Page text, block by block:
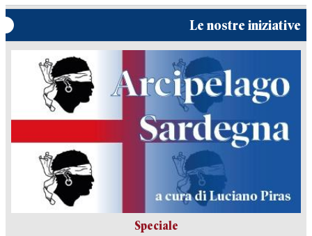
Le nostre iniziative
Speciale